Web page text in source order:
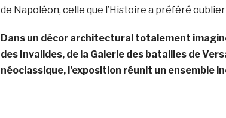
de Napoléon, celle que l’Histoire a préféré
Dans un décor architectural totalement
des Invalides, de la Galerie des batailles de
néoclassique, l’exposition réunit un ensemble